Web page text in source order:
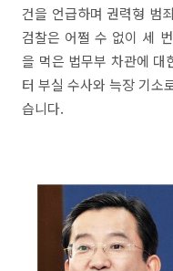
건을 언급하며 권력형 범
검찰은 어쩔 수 없이 세
을 먹은 법무부 차관에 대
터 부실 수사와 늑장 기소
습니다.